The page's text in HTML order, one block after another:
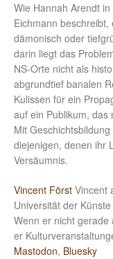
Wie Hannah Arendt
Eichmann
dämonisch oder
darin liegt das
NS-Orte nicht als
abgrundtief banalen
Kulissen für ein
auf ein Publikum, das
Mit
diejenigen, denen ihr
Versäumnis.
Vincent Först Vincent
Universität der
Wenn er nicht gerade
er
Mastodon, Bluesky